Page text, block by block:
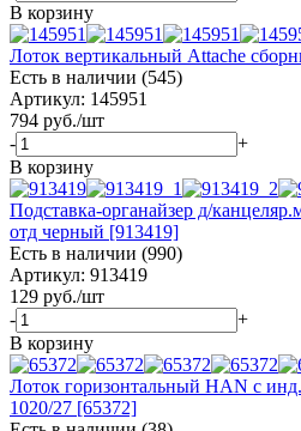
В корзину
Лоток вертикальный Attache
Есть в наличии (545)
Артикул: 145951
794 руб./шт
-
+
В корзину
Подставка-органайзер д/
отд черный [913419]
Есть в наличии (990)
Артикул: 913419
129 руб./шт
-
+
В корзину
Лоток горизонтальный HAN с
1020/27 [65372]